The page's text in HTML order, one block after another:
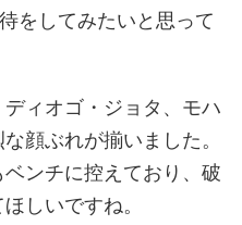
をしてみたいと思って
ィオゴ・ジョタ、モハ
顔ぶれが揃いました。
ンチに控えており、破
しいですね。